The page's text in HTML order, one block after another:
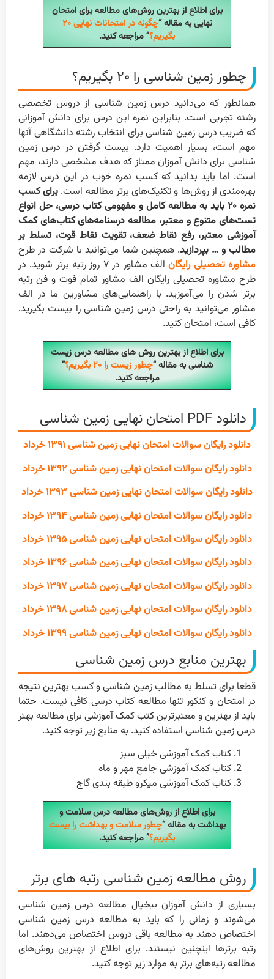
برای اطلاع از بهترین روش‌های مطالعه برای امتحان
نهایی به مقاله “
چگونه در امتحانات نهایی ۲۰
بگیریم؟” مراجعه کنید.
چطور زمین شناسی را ۲۰ بگیریم؟
همانطور که می‌دانید درس زمین شناسی از دروس تخصصی
رشته تجربی است. بنابراین نمره این درس برای دانش آموزانی
که ضریب درس زمین شناسی برای انتخاب رشته دانشگاهی آنها
مهم است، بسیار اهمیت دارد. بیست گرفتن در درس زمین
شناسی برای دانش آموزان ممتاز که هدف مشخصی دارند، مهم
است. اما باید بدانید که کسب نمره خوب در این درس لازمه
بهره‌مندی از روش‌ها و تکنیک‌های برتر مطالعه است. برای کسب
نمره ۲۰ باید به مطالعه کامل و مفهومی کتاب درسی، حل انواع
تست‌های متنوع و معتبر، مطالعه درسنامه‌های کتاب‌های کمک
آموزشی معتبر، رفع نقاط ضعف، تقویت نقاط قوت، تسلط بر
مطالب و … بپردازید. همچنین شما می‌توانید با شرکت در طرح
مشاوره تحصیلی رایگان
الف مشاور در ۷ روز رتبه برتر شوید. در
طرح مشاوره تحصیلی رایگان الف مشاور تمام فوت و فن رتبه
برتر شدن را می‌آموزید. با راهنمایی‌های مشاورین ما در الف
مشاور می‌توانید به راحتی درس زمین شناسی را بیست بگیرید.
کافی است، امتحان کنید.
برای اطلاع از بهترین روش های مطالعه درس زیست
شناسی به مقاله “چطور زیست را ۲۰ بگیریم؟
”
مراجعه کنید.
دانلود PDF امتحان نهایی زمین شناسی
دانلود رایگان سوالات امتحان نهایی زمین شناسی ۱۳۹۱ خرداد
دانلود رایگان سوالات امتحان نهایی زمین شناسی ۱۳۹۲ خرداد
دانلود رایگان سوالات امتحان نهایی زمین شناسی ۱۳۹۳ خرداد
دانلود رایگان سوالات امتحان نهایی زمین شناسی ۱۳۹۴ خرداد
دانلود رایگان سوالات امتحان نهایی زمین شناسی ۱۳۹۵ خرداد
دانلود رایگان سوالات امتحان نهایی زمین شناسی ۱۳۹۶ خرداد
دانلود رایگان سوالات امتحان نهایی زمین شناسی ۱۳۹۷ خرداد
دانلود رایگان سوالات امتحان نهایی زمین شناسی ۱۳۹۸ خرداد
دانلود رایگان سوالات امتحان نهایی زمین شناسی ۱۳۹۹ خرداد
بهترین منابع درس زمین شناسی
قطعا برای تسلط به مطالب زمین شناسی و کسب بهترین نتیجه
در امتحان و کنکور تنها مطالعه کتاب درسی کافی نیست. حتما
باید از بهترین و معتبرترین کتب کمک آموزشی برای مطالعه بهتر
درس زمین شناسی استفاده کنید. به منابع زیر توجه کنید.
کتاب کمک آموزشی خیلی سبز
کتاب کمک آموزشی جامع مهر و ماه
کتاب کمک آموزشی میکرو طبقه بندی گاج
برای اطلاع از روش‌های مطالعه درس سلامت و
بهداشت به مقاله “چطور سلامت و بهداشت را بیست
بگیریم؟” مراجعه کنید.
روش مطالعه زمین شناسی رتبه های برتر
بسیاری از دانش آموزان بیخیال مطالعه درس زمین شناسی
می‌شوند و زمانی را که باید به مطالعه درس زمین شناسی
اختصاص دهند به مطالعه باقی دروس اختصاص می‌دهند. اما
رتبه برتر‌ها اینچنین نیستند. برای اطلاع از بهترین روش‌های
مطالعه رتبه‌های برتر به موارد زیر توجه کنید.